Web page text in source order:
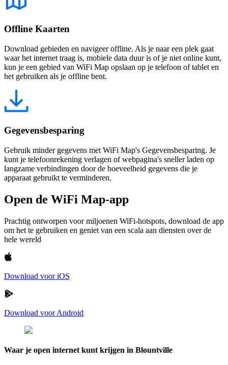
Offline Kaarten
Download gebieden en navigeer offline. Als je naar een plek gaat
waar het internet traag is, mobiele data duur is of je niet online kunt,
kun je een gebied van WiFi Map opslaan op je telefoon of tablet en
het gebruiken als je offline bent.
Gegevensbesparing
Gebruik minder gegevens met WiFi Map's Gegevensbesparing. Je
kunt je telefoonrekening verlagen of webpagina's sneller laden op
langzame verbindingen door de hoeveelheid gegevens die je
apparaat gebruikt te verminderen.
Open de WiFi Map-app
Prachtig ontworpen voor miljoenen WiFi-hotspots, download de app
om het te gebruiken en geniet van een scala aan diensten over de
hele wereld
Download voor iOS
Download voor Android
Waar je open internet kunt krijgen in Blountville